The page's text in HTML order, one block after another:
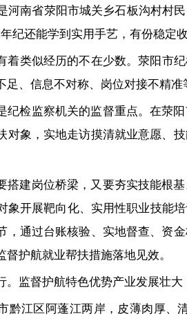
河南省荥阳市城关乡石板沟村村
纪还能学到实用手艺，有份稳定
着类似经历的不在少数。荥阳市
足、信息不对称、岗位对接不精准
纪检监察机关的监督重点。在荥
对象，实地走访摸清就业意愿、
搭建岗位桥梁，又要夯实技能根
象开展靶向化、实用性职业技能
，通过台账核验、实地督查、资
护航就业帮扶措施落地见效。
。监督护航特色优势产业发展壮
黔江区阿蓬江两岸，皮薄肉厚、